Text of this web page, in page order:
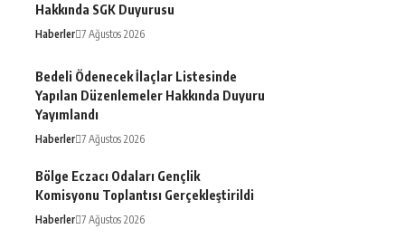
Hakkında SGK Duyurusu
Haberler 7 Ağustos 2026
Bedeli Ödenecek İlaçlar Listesinde
Yapılan Düzenlemeler Hakkında Duyuru
Yayımlandı
Haberler 7 Ağustos 2026
Bölge Eczacı Odaları Gençlik
Komisyonu Toplantısı Gerçekleştirildi
Haberler 7 Ağustos 2026